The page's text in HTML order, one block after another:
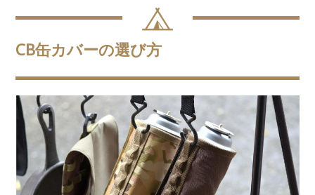
CB缶カバーの選び方